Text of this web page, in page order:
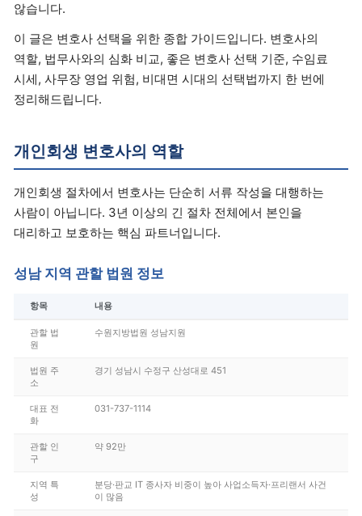
않습니다.
이 글은 변호사 선택을 위한 종합 가이드입니다. 변호사의
역할, 법무사와의 심화 비교, 좋은 변호사 선택 기준, 수임료
시세, 사무장 영업 위험, 비대면 시대의 선택법까지 한 번에
정리해드립니다.
개인회생 변호사의 역할
개인회생 절차에서 변호사는 단순히 서류 작성을 대행하는
사람이 아닙니다. 3년 이상의 긴 절차 전체에서 본인을
대리하고 보호하는 핵심 파트너입니다.
성남 지역 관할 법원 정보
항목 내용
관할 법
원
수원지방법원 성남지원
법원 주
소
경기 성남시 수정구 산성대로 451
대표 전
화
031-737-1114
관할 인
구
약 92만
지역 특
성
분당·판교 IT 종사자 비중이 높아 사업소득자·프리랜서 사건
이 많음